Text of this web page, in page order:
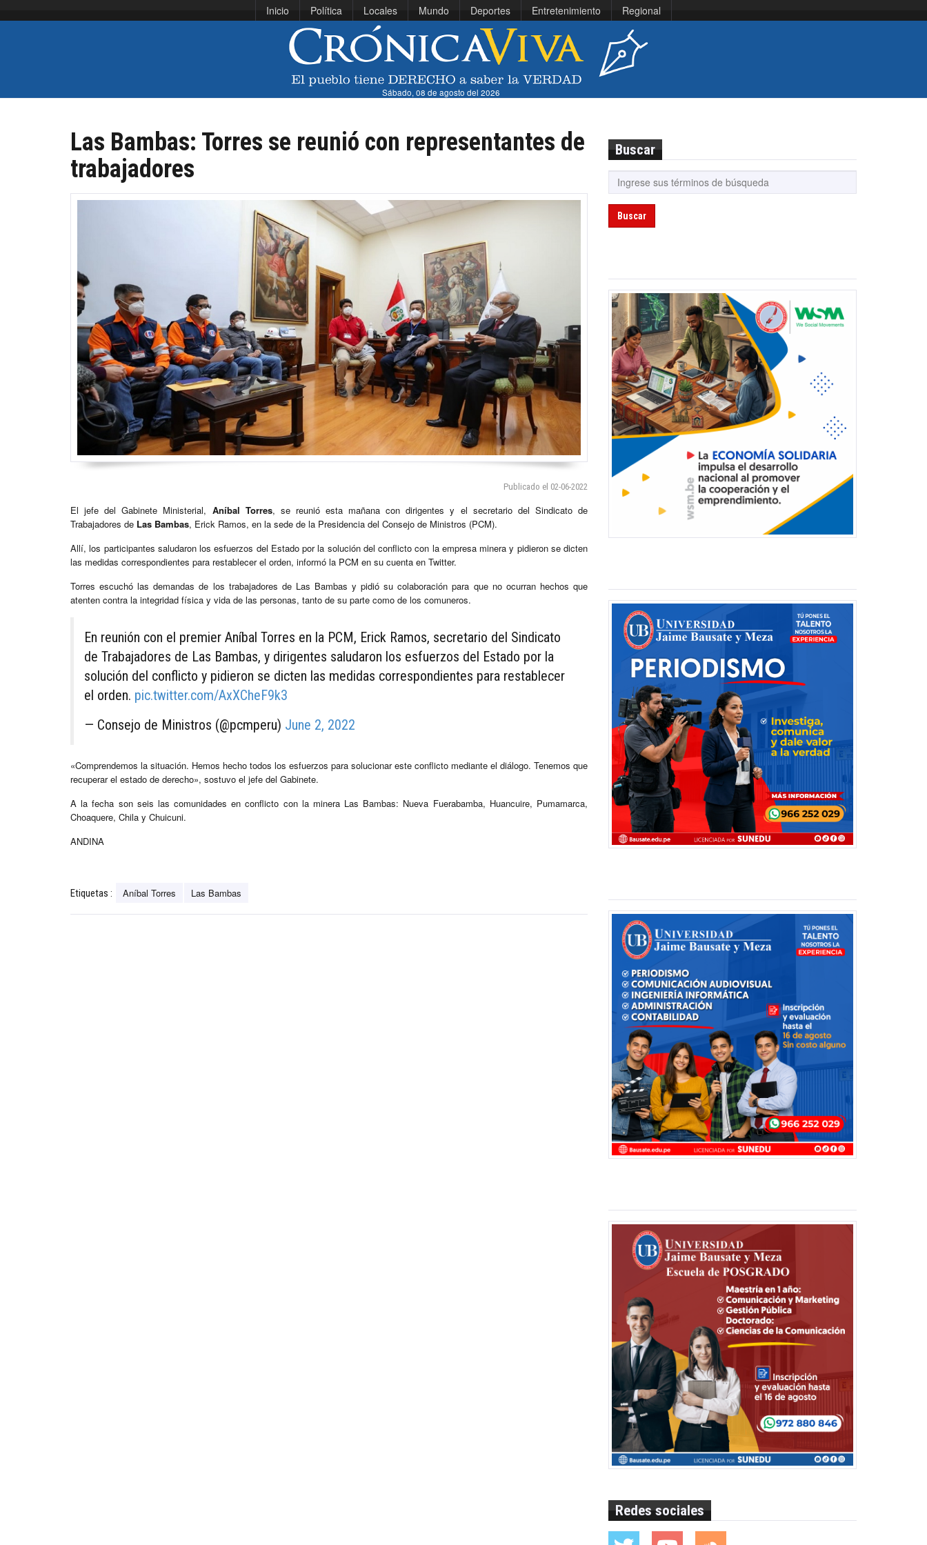
Inicio Política Locales Mundo Deportes Entretenimiento Regional
Sábado, 08 de agosto del 2026
Las Bambas: Torres se reunió con representantes de
trabajadores
Publicado el 02-06-2022
El jefe del Gabinete Ministerial, Aníbal Torres, se reunió esta mañana con dirigentes y el secretario del Sindicato de
Trabajadores de Las Bambas, Erick Ramos, en la sede de la Presidencia del Consejo de Ministros (PCM).
Allí, los participantes saludaron los esfuerzos del Estado por la solución del conflicto con la empresa minera y pidieron se dicten
las medidas correspondientes para restablecer el orden, informó la PCM en su cuenta en Twitter.
Torres escuchó las demandas de los trabajadores de Las Bambas y pidió su colaboración para que no ocurran hechos que
atenten contra la integridad física y vida de las personas, tanto de su parte como de los comuneros.
En reunión con el premier Aníbal Torres en la PCM, Erick Ramos, secretario del Sindicato
de Trabajadores de Las Bambas, y dirigentes saludaron los esfuerzos del Estado por la
solución del conflicto y pidieron se dicten las medidas correspondientes para restablecer
el orden. pic.twitter.com/AxXCheF9k3
— Consejo de Ministros (@pcmperu) June 2, 2022
«Comprendemos la situación. Hemos hecho todos los esfuerzos para solucionar este conflicto mediante el diálogo. Tenemos que
recuperar el estado de derecho», sostuvo el jefe del Gabinete.
A la fecha son seis las comunidades en conflicto con la minera Las Bambas: Nueva Fuerabamba, Huancuire, Pumamarca,
Choaquere, Chila y Chuicuni.
ANDINA
Etiquetas : Aníbal Torres Las Bambas
Buscar
Buscar
Redes sociales